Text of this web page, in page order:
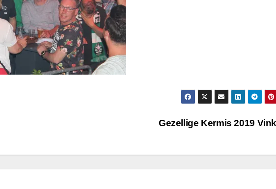
Gezellige Kermis 2019